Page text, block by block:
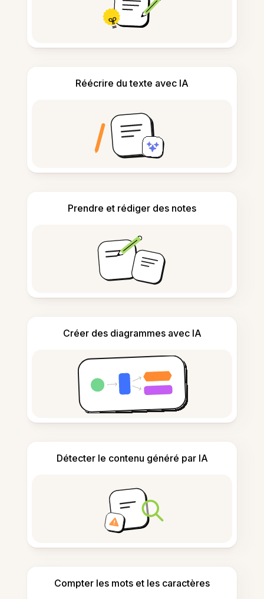
Réécrire du texte avec IA
Prendre et rédiger des notes
Créer des diagrammes avec IA
Détecter le contenu généré par IA
Compter les mots et les caractères